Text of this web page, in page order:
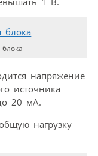
напряжение
источника
20 мА.
нагрузку